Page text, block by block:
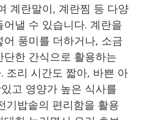
계란말이, 계란찜 등 다양
낼 수 있습니다. 계란을
풍미를 더하거나, 소금
한 간식으로 활용하는
조리 시간도 짧아, 바쁜 아
고 영양가 높은 식사를
기밥솥의 편리함을 활용